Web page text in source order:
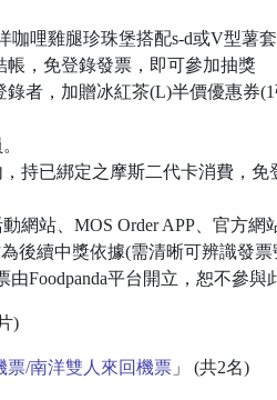
哩雞腿珍珠堡搭配s-d或V型薯
，免登錄發票，即可參加抽獎
者，加贈冰紅茶(L)半價優惠券
持已綁定之摩斯二代卡消費，
網站、MOS Order APP、官方
後續中獎依據(需清晰可辨識發票
由Foodpanda平台開立，恕不參與
)
票/南洋雙人來回機票」 (共2名)